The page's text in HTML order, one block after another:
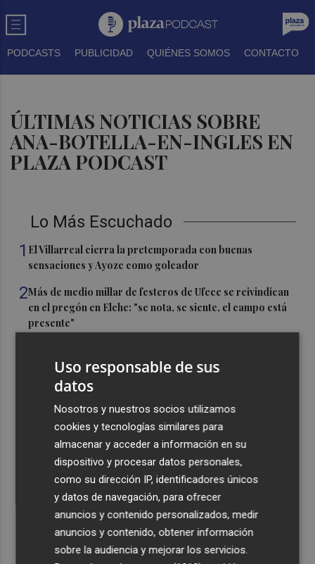
PODCASTS PUBLICIDAD QUIÉNES SOMOS CONTACTO
ÚLTIMAS NOTICIAS SOBRE
ANA-BOTELLA-EN-INGLES EN
PLAZA PODCAST
Lo Más Escuchado
1 El Villarreal cierra la pretemporada con buenas
sensaciones y Ayoze como goleador
2Más de medio millar de festeros de Ufece se reivindican
en el pregón en Elche: "se nota, se siente, el campo está
presente"
diversidad su "seña de identidad"
El centro de salud de Benetússer recibe un sello estatal
de calidad por su atención orientada a las personas
mayores
Cartagena avanza con la modernización de los
Bomberos e impulsa una Ordenanza de Incendios
Uso responsable de sus
datos
Nosotros y nuestros socios utilizamos
cookies y tecnologías similares para
almacenar y acceder a información en su
dispositivo y procesar datos personales,
como su dirección IP, identificadores únicos
y datos de navegación, para ofrecer
anuncios y contenido personalizados, medir
anuncios y contenido, obtener información
sobre la audiencia y mejorar los servicios.